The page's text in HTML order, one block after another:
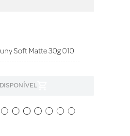
Soft Matte 30g 010